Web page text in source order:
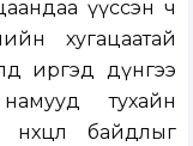
үүссэн ч
хугацаатай
иргэд дүнгээ
тухайн
байдлыг